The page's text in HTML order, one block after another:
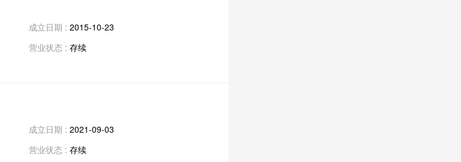
成立日期 : 2015-10-23
营业状态 : 存续
成立日期 : 2021-09-03
营业状态 : 存续